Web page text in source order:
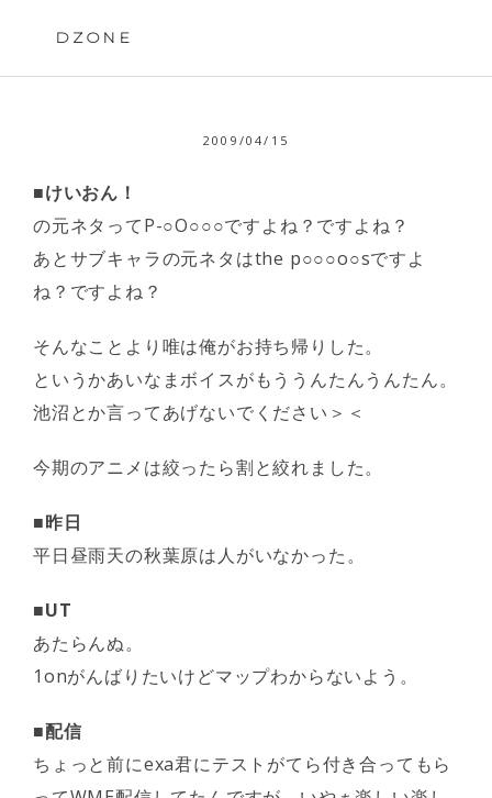
DZONE
2009/04/15
■けいおん！
の元ネタってP-○O○○○ですよね？ですよね？
あとサブキャラの元ネタはthe p○○○o○sですよ
ね？ですよね？
そんなことより唯は俺がお持ち帰りした。
というかあいなまボイスがもううんたんうんたん。
池沼とか言ってあげないでください＞＜
今期のアニメは絞ったら割と絞れました。
■昨日
平日昼雨天の秋葉原は人がいなかった。
■UT
あたらんぬ。
1onがんばりたいけどマップわからないよう。
■配信
ちょっと前にexa君にテストがてら付き合ってもら